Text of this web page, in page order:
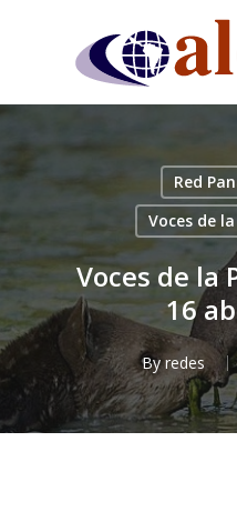
content
Red
Voces de
Voces de la
16
By redes